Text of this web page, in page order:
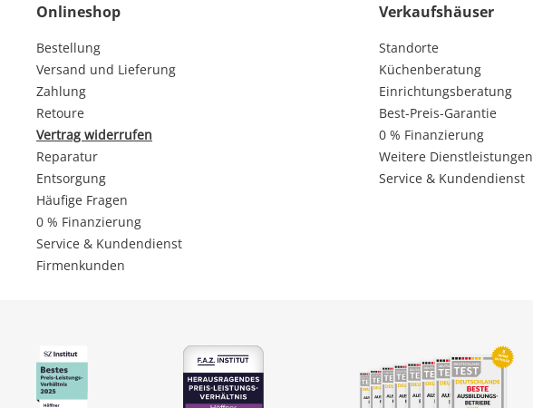
Onlineshop
Bestellung
Versand und Lieferung
Zahlung
Retoure
Vertrag widerrufen
Reparatur
Entsorgung
Häufige Fragen
0 % Finanzierung
Service & Kundendienst
Firmenkunden
Verkaufshäuser
Standorte
Küchenberatung
Einrichtungsberatung
Best-Preis-Garantie
0 % Finanzierung
Weitere Dienstleistungen
Service & Kundendienst